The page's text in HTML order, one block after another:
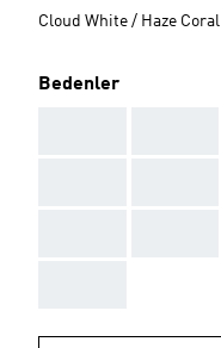
Cloud White / Haze Coral
Bedenler